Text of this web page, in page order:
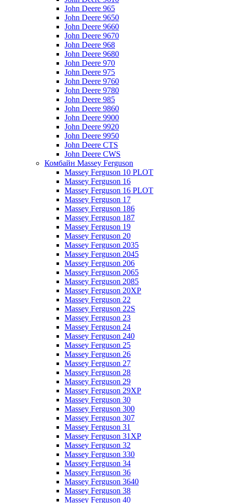
John Deere 965
John Deere 9650
John Deere 9660
John Deere 9670
John Deere 968
John Deere 9680
John Deere 970
John Deere 975
John Deere 9760
John Deere 9780
John Deere 985
John Deere 9860
John Deere 9900
John Deere 9920
John Deere 9950
John Deere CTS
John Deere CWS
Комбайн Massey Ferguson
Massey Ferguson 10 PLOT
Massey Ferguson 16
Massey Ferguson 16 PLOT
Massey Ferguson 17
Massey Ferguson 186
Massey Ferguson 187
Massey Ferguson 19
Massey Ferguson 20
Massey Ferguson 2035
Massey Ferguson 2045
Massey Ferguson 206
Massey Ferguson 2065
Massey Ferguson 2085
Massey Ferguson 20XP
Massey Ferguson 22
Massey Ferguson 22S
Massey Ferguson 23
Massey Ferguson 24
Massey Ferguson 240
Massey Ferguson 25
Massey Ferguson 26
Massey Ferguson 27
Massey Ferguson 28
Massey Ferguson 29
Massey Ferguson 29XP
Massey Ferguson 30
Massey Ferguson 300
Massey Ferguson 307
Massey Ferguson 31
Massey Ferguson 31XP
Massey Ferguson 32
Massey Ferguson 330
Massey Ferguson 34
Massey Ferguson 36
Massey Ferguson 3640
Massey Ferguson 38
Massey Ferguson 40